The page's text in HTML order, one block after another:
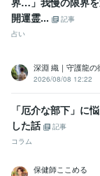
開運霊...
記事
占い
深淵 織｜守護龍
2026/08/08 12:22
「厄介な部下」に
した話
記事
コラム
保健師ここめる